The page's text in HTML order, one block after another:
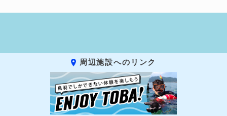
周辺施設へのリンク